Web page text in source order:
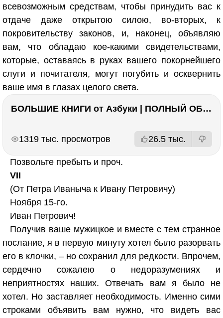
всевозможным средствам, чтобы принудить вас к
отдаче даже открытою силою, во-вторых, к
покровительству законов, и, наконец, объявляю
вам, что обладаю кое-какими свидетельствами,
которые, оставаясь в руках вашего покорнейшего
слуги и почитателя, могут погубить и осквернить
ваше имя в глазах целого света.
БОЛЬШИЕ КНИГИ от Азбуки | ПОЛНЫЙ ОБЗОР | Моя коллекция 20+ книг ??
1319 тыс. просмотров 26.5 тыс.
Позвольте пребыть и проч.
VII
(От Петра Иваныча к Ивану Петровичу)
Ноября 15-го.
Иван Петрович!
Получив ваше мужицкое и вместе с тем странное
послание, я в первую минуту хотел было разорвать
его в клочки, – но сохранил для редкости. Впрочем,
сердечно сожалею о недоразумениях и
неприятностях наших. Отвечать вам я было не
хотел. Но заставляет необходимость. Именно сими
строками объявить вам нужно, что видеть вас